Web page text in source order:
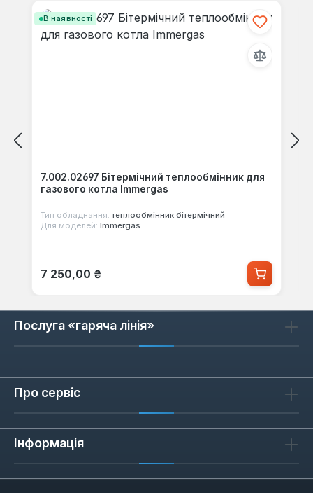
В наявності
7.002.02697 Бітермічний теплообмінник для
газового котла Immergas
Тип обладнання: теплообмінник бітермічний
Для моделей: Immergas
Звичайна ціна:
7 250,00 ₴
Послуга «гаряча лінія»
Про сервіс
Інформація